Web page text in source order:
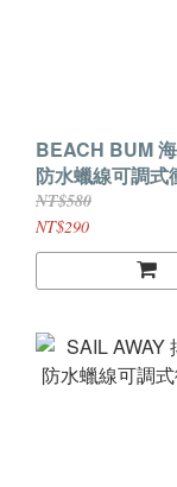
BEACH BUM
防水蠟線可調式
NT$580
NT$290